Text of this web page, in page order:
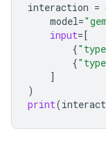
interaction =
model=
input=[
{
{
]
)
print(